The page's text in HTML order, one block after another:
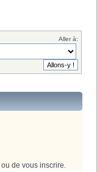
Aller à:
ou de vous inscrire